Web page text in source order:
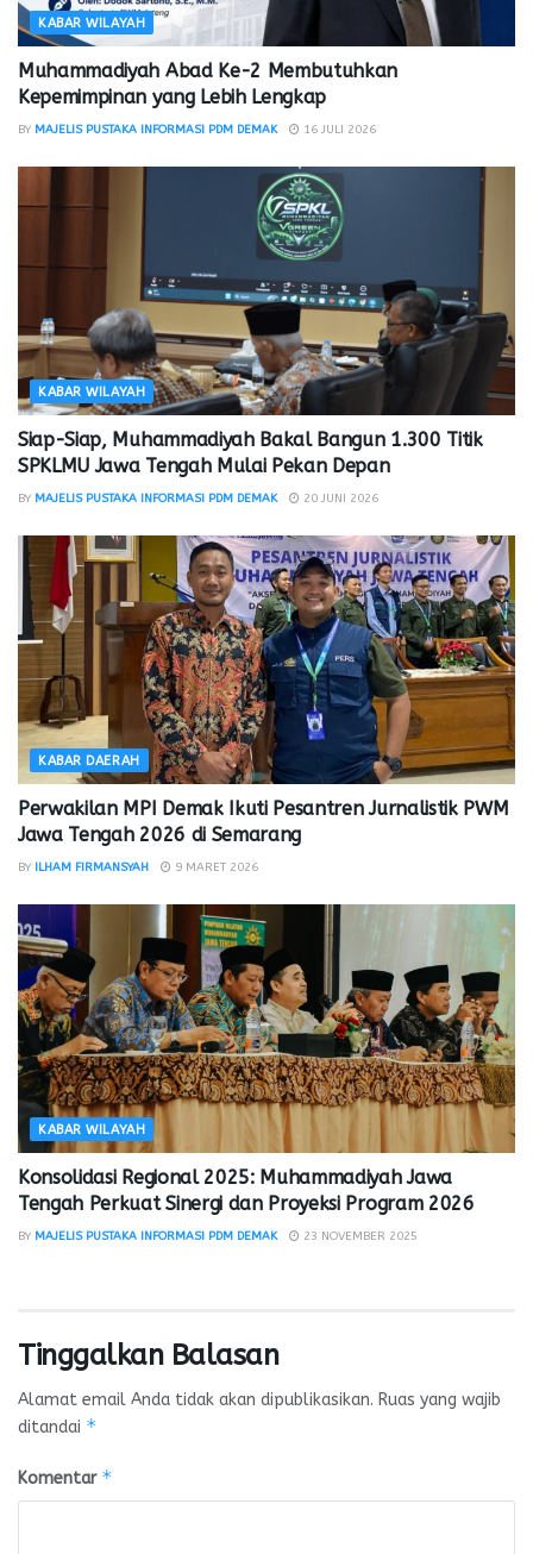
KABAR WILAYAH
Muhammadiyah Abad Ke-2 Membutuhkan
Kepemimpinan yang Lebih Lengkap
BY MAJELIS PUSTAKA INFORMASI PDM DEMAK 16 JULI 2026
KABAR WILAYAH
Siap-Siap, Muhammadiyah Bakal Bangun 1.300 Titik
SPKLMU Jawa Tengah Mulai Pekan Depan
BY MAJELIS PUSTAKA INFORMASI PDM DEMAK 20 JUNI 2026
KABAR DAERAH
Perwakilan MPI Demak Ikuti Pesantren Jurnalistik PWM
Jawa Tengah 2026 di Semarang
BY ILHAM FIRMANSYAH 9 MARET 2026
KABAR WILAYAH
Konsolidasi Regional 2025: Muhammadiyah Jawa
Tengah Perkuat Sinergi dan Proyeksi Program 2026
BY MAJELIS PUSTAKA INFORMASI PDM DEMAK 23 NOVEMBER 2025
Tinggalkan Balasan
Alamat email Anda tidak akan dipublikasikan. Ruas yang wajib
ditandai *
Komentar *